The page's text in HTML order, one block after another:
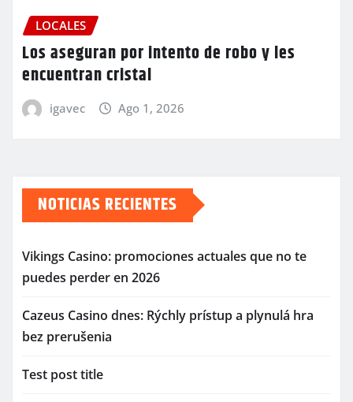
LOCALES
Los aseguran por intento de robo y les
encuentran cristal
igavec Ago 1, 2026
NOTICIAS RECIENTES
Vikings Casino: promociones actuales que no te
puedes perder en 2026
Cazeus Casino dnes: Rýchly prístup a plynulá hra
bez prerušenia
Test post title